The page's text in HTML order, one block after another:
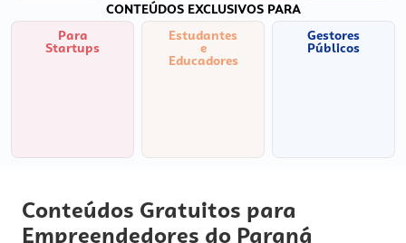
CONTEÚDOS EXCLUSIVOS PARA
Para
Startups
Estudantes
e
Educadores
Gestores
Públicos
Conteúdos Gratuitos para
Empreendedores do Paraná